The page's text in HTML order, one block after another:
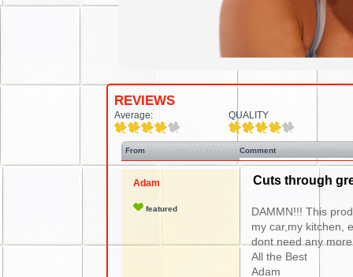
REVIEWS
Average: QUALITY
From Comment
Adam
featured
Cuts through
DAMMN!!! This
my car,my kitchen,
dont need any
All the Best
Adam